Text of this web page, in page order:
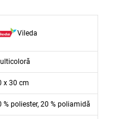
Vileda
x 30 cm
% poliester, 20 % poliamidă